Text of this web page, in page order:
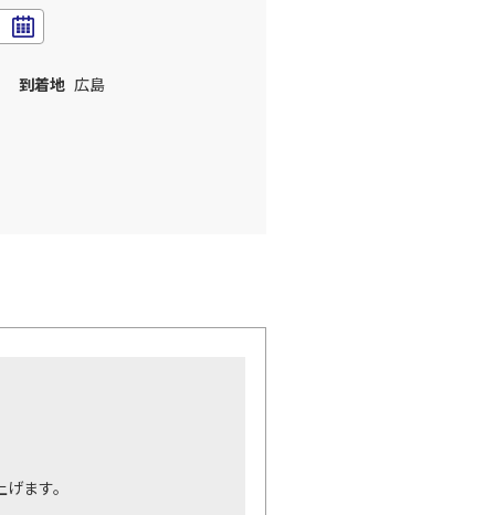
到着地 広島
ます。